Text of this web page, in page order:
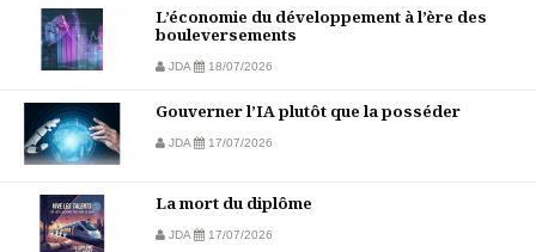
L’économie du développement à l’ère des
bouleversements
JDA 18/07/2026
Gouverner l’IA plutôt que la posséder
JDA 17/07/2026
La mort du diplôme
JDA 17/07/2026